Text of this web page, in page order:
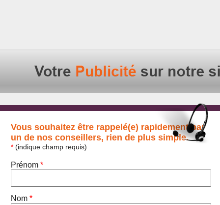
Vous souhaitez être rappelé(e) rapidement par
un de nos conseillers, rien de plus simple.
* (indique champ requis)
Prénom*
Nom*